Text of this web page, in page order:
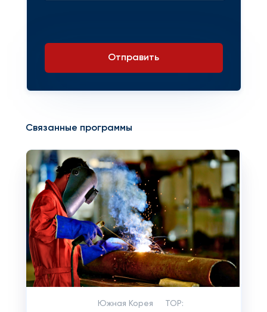
Отправить
Связанные программы
Южная Корея TOP: